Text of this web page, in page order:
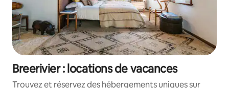
Breerivier : locations de vacances
Trouvez et réservez des hébergements uniques sur